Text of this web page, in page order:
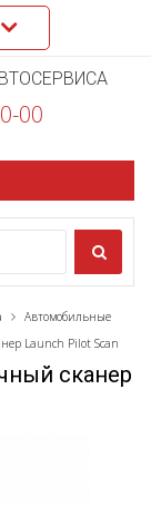
00
Автомобильные
Launch Pilot Scan
сканер